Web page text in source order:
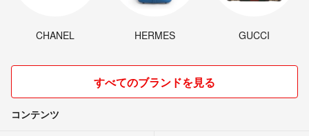
CHANEL HERMES GUCCI
すべてのブランドを見る
コンテンツ